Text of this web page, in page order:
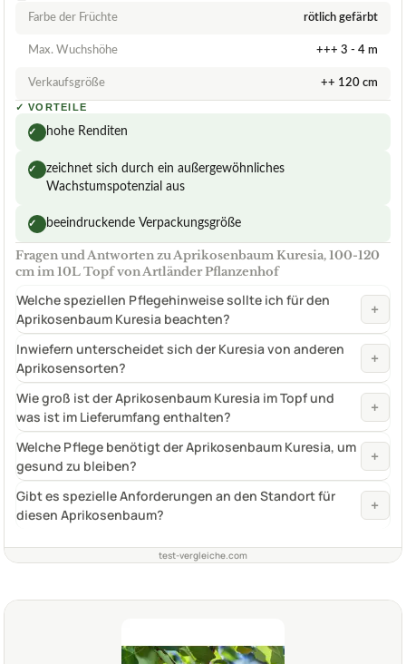
Farbe der Früchte rötlich gefärbt
Max. Wuchshöhe +++ 3 - 4 m
Verkaufsgröße ++ 120 cm
✓ VORTEILE
✓ hohe Renditen
✓
zeichnet sich durch ein außergewöhnliches
Wachstumspotenzial aus
✓ beeindruckende Verpackungsgröße
Fragen und Antworten zu Aprikosenbaum Kuresia, 100-120
cm im 10L Topf von Artländer Pflanzenhof
Welche speziellen Pflegehinweise sollte ich für den
Aprikosenbaum Kuresia beachten?
+
Inwiefern unterscheidet sich der Kuresia von anderen
Aprikosensorten?
+
Wie groß ist der Aprikosenbaum Kuresia im Topf und
was ist im Lieferumfang enthalten?
+
Welche Pflege benötigt der Aprikosenbaum Kuresia, um
gesund zu bleiben?
+
Gibt es spezielle Anforderungen an den Standort für
diesen Aprikosenbaum?
+
test-vergleiche.com